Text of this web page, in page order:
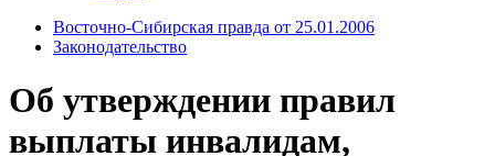
Восточно-Сибирская правда от 25.01.2006
Законодательство
Об утверждении правил
выплаты инвалидам,